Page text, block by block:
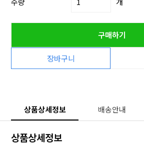
구매하기
장바구니
상품상세정보 배송안내
상품상세정보